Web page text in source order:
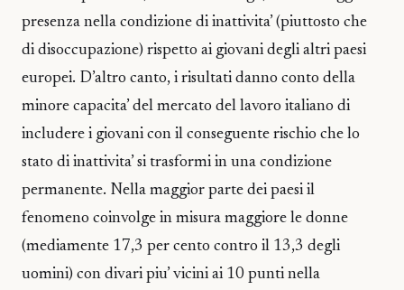
presenza nella condizione di inattivita’ (piuttosto che
di disoccupazione) rispetto ai giovani degli altri paesi
europei. D’altro canto, i risultati danno conto della
minore capacita’ del mercato del lavoro italiano di
includere i giovani con il conseguente rischio che lo
stato di inattivita’ si trasformi in una condizione
permanente. Nella maggior parte dei paesi il
fenomeno coinvolge in misura maggiore le donne
(mediamente 17,3 per cento contro il 13,3 degli
uomini) con divari piu’ vicini ai 10 punti nella